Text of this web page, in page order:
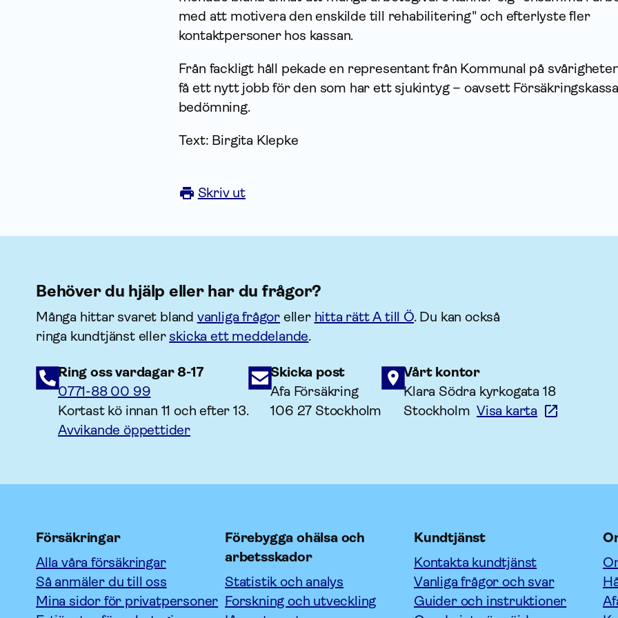
med att motivera den enskilde till rehabilitering" och efterlyste fler
kontaktpersoner hos kassan.
Från fackligt håll pekade en representant från Kommunal på
få ett nytt jobb för den som har ett sjukintyg – oavsett
bedömning.
Text: Birgita Klepke
Skriv ut
Behöver du hjälp eller har du frågor?
Många hittar svaret bland vanliga frågor eller hitta rätt A till Ö. Du kan också
ringa kundtjänst eller skicka ett meddelande.
Ring oss vardagar 8-17
0771-88 00 99
Kortast kö innan 11 och efter 13.
Avvikande öppettider
Skicka post
Afa Försäkring
106 27 Stockholm
Vårt kontor
Klara Södra kyrkogata 18
StockholmVisa karta
Försäkringar
Alla våra försäkringar
Så anmäler du till oss
Mina sidor för privatpersoner
Förebygga ohälsa och
arbetsskador
Statistik och analys
Forskning och utveckling
Kundtjänst
Kontakta kundtjänst
Vanliga frågor och svar
Guider och instruktioner